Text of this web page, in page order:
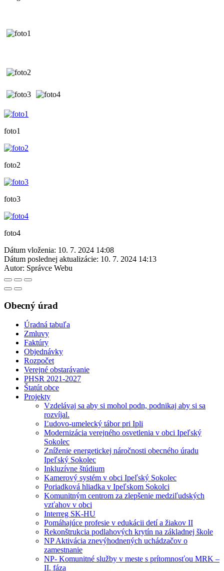
foto1
foto2
foto3
foto4
Dátum vloženia: 10. 7. 2024 14:08
Dátum poslednej aktualizácie: 10. 7. 2024 14:13
Autor: Správce Webu
Obecný úrad
Úradná tabuľa
Zmluvy
Faktúry
Objednávky
Rozpočet
Verejné obstarávanie
PHSR 2021-2027
Štatút obce
Projekty
Vzdelávaj sa aby si mohol podn, podnikaj aby si sa
rozvíjal.
Ľudovo-umelecký tábor pri Ipli
Modernizácia verejného osvetlenia v obci Ipeľský
Sokolec
Zníženie energetickej náročnosti obecného úradu
Ipeľský Sokolec
Inkluzívne štúdium
Kamerový systém v obci Ipeľský Sokolec
Poriadková hliadka v Ipeľskom Sokolci
Komunitným centrom za zlepšenie medziľudských
vzťahov v obci
Interreg SK-HU
Pomáhajúce profesie v edukácii detí a žiakov II
Rekonštrukcia podlahových krytín na základnej škole
NP Aktivácia znevýhodnených uchádzačov o
zamestnanie
NP- Komunitné služby v meste s prítomnosťou MRK –
II. fáza